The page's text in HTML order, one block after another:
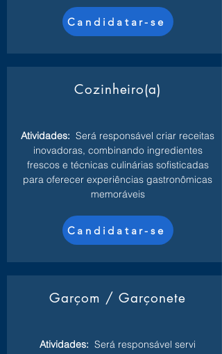
Candidatar-se
Cozinheiro(a)
Atividades: Será responsável criar receitas
inovadoras, combinando ingredientes
frescos e técnicas culinárias sofisticadas
para oferecer experiências gastronômicas
memoráveis
Candidatar-se
Garçom / Garçonete
Atividades: Será responsável servi